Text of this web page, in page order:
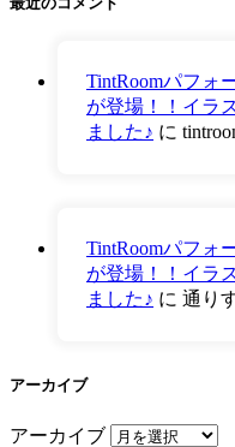
TintRoomパフォ
が登場！！イラ
ました♪ に
TintRoomパフォ
が登場！！イラ
ました♪ に 通り
アーカイブ
アーカイブ